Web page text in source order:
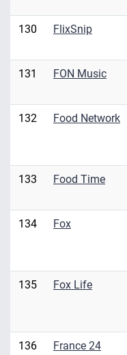
130 FlixSnip
131 FON Music
132 Food Network
133 Food Time
134 Fox
135 Fox Life
136 France 24